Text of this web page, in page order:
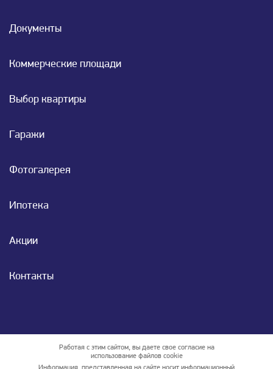
Документы
Коммерческие площади
Выбор квартиры
Гаражи
Фотогалерея
Ипотека
Акции
Контакты
Работая с этим сайтом, вы даете свое согласие на
использование файлов cookie